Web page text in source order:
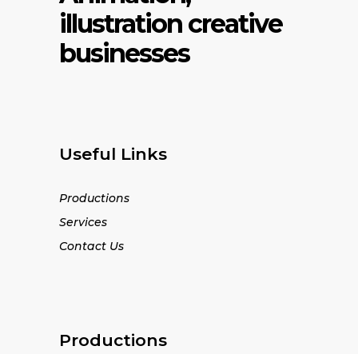
illustration creative
businesses
Useful Links
Productions
Services
Contact Us
Productions